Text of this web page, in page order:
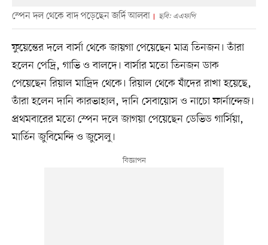
স্পেন দল থেকে বাদ পড়েছেন জর্দি আলবা ছবি: এএফপি
ফুয়েন্তের দলে বার্সা থেকে জায়গা পেয়েছেন মাত্র তিনজন। তাঁরা
হলেন পেদ্রি, গাভি ও বালদে। বার্সার মতো তিনজন ডাক
পেয়েছেন রিয়াল মাদ্রিদ থেকে। রিয়াল থেকে যাঁদের রাখা হয়েছে,
তাঁরা হলেন দানি কারভাহাল, দানি সেবায়োস ও নাচো ফার্নান্দেজ।
প্রথমবারের মতো স্পেন দলে জাগয়া পেয়েছেন ডেভিড গার্সিয়া,
মার্তিন জুবিমেন্দি ও জুসেলু।